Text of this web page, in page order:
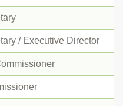
/ Executive Director